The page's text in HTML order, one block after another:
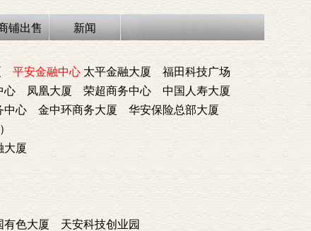
铺出售 新闻
平安金融中心 太平金融大厦
福田科技广场
心 凤凰大厦 荣超商务中心
中国人寿大厦
中心 金中环商务大厦
华安保险总部大厦
大厦
有色大厦
天安科技创业园